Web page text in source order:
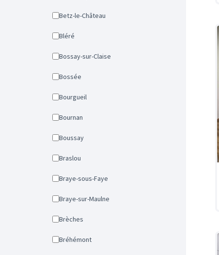
Betz-le-Château
Bléré
Bossay-sur-Claise
Bossée
Bourgueil
Bournan
Boussay
Braslou
Braye-sous-Faye
Braye-sur-Maulne
Brèches
Bréhémont